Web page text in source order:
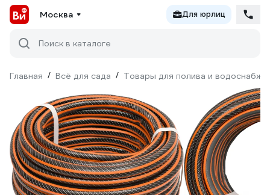
Москва Для юрлиц
Поиск в каталоге
Главная / Всё для сада / Товары для полива и